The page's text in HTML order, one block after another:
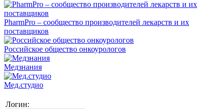
PharmPro – сообщество производителей лекарств и их
поставщиков
Российское общество онкоурологов
Медзнания
Мед.студио
Логин: